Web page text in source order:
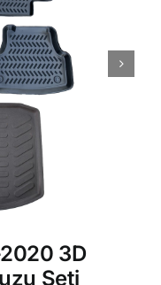
3D
Seti